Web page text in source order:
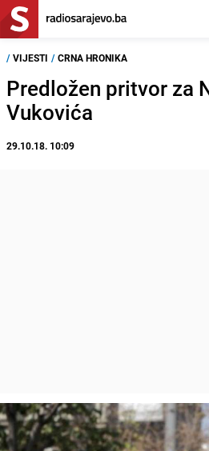
/ VIJESTI / CRNA HRONIKA
Predložen pritvor za
Vukovića
29.10.18. 10:09